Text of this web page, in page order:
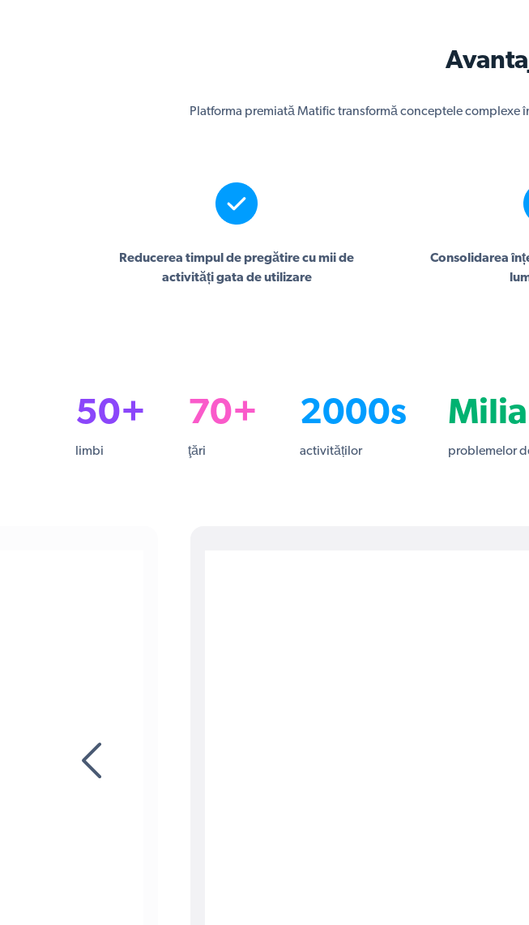
Platforma premiată Matific transformă conceptele
Reducerea timpul de pregătire cu mii de
activități gata de utilizare
Consolidarea
50+
limbi
70+
ţări
2000s
activităților problemelor